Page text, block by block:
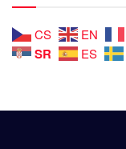
CS EN
SR ES